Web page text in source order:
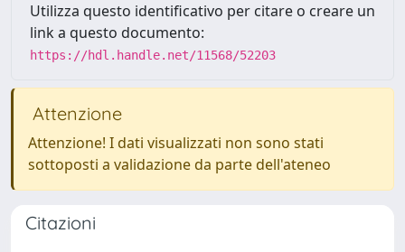
Utilizza questo identificativo per citare o creare un
link a questo documento:
https://hdl.handle.net/11568/52203
Attenzione
Attenzione! I dati visualizzati non sono stati
sottoposti a validazione da parte dell'ateneo
Citazioni